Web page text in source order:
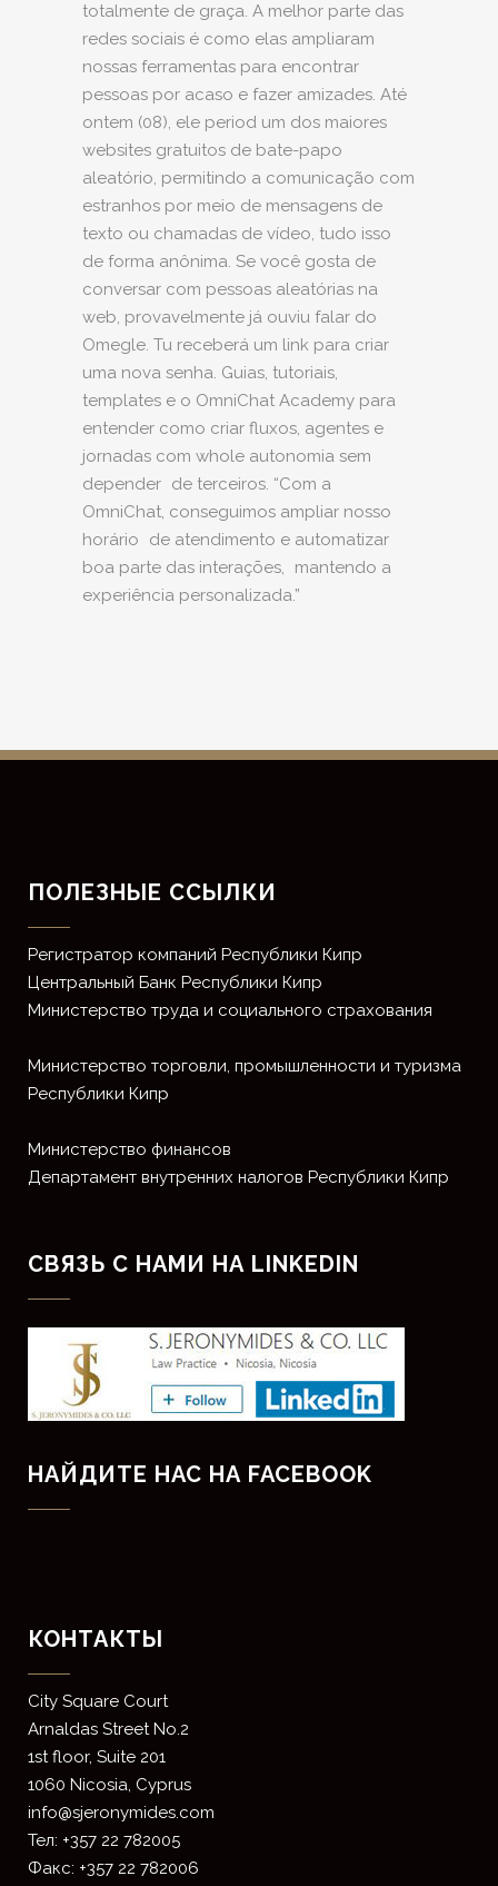
totalmente de graça. A melhor parte das
redes sociais é como elas ampliaram
nossas ferramentas para encontrar
pessoas por acaso e fazer amizades. Até
ontem (08), ele period um dos maiores
websites gratuitos de bate-papo
aleatório, permitindo a comunicação com
estranhos por meio de mensagens de
texto ou chamadas de vídeo, tudo isso
de forma anônima. Se você gosta de
conversar com pessoas aleatórias na
web, provavelmente já ouviu falar do
Omegle. Tu receberá um link para criar
uma nova senha. Guias, tutoriais,
templates e o OmniChat Academy para
entender como criar fluxos, agentes e
jornadas com whole autonomia sem
depender de terceiros. “Com a
OmniChat, conseguimos ampliar nosso
horário de atendimento e automatizar
boa parte das interações, mantendo a
experiência personalizada.”
ПОЛЕЗНЫЕ ССЫЛКИ
Регистратор компаний Республики Кипр
Центральный Банк Республики Кипр
Министерство труда и социального страхования
Министерство торговли, промышленности и туризма
Республики Кипр
Министерство финансов
Департамент внутренних налогов Республики Кипр
СВЯЗЬ С НАМИ НА LINKEDIN
НАЙДИТЕ НАС НА FACEBOOK
КОНТАКТЫ
​City Square Court
​Arnaldas Street No.2
1st floor, Suite 201
1060 Nicosia, Cyprus
info@sjeronymides.com
Тел: +357 22 782005
Факс: +357 22 782006